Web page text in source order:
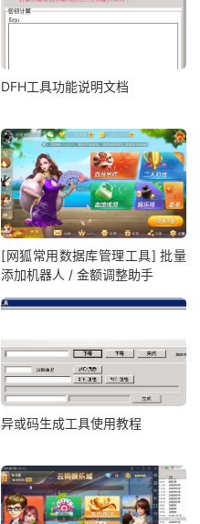
DFH工具功能说明文档
[网狐常用数据库管理工具] 批量
添加机器人 / 金额调整助手
异或码生成工具使用教程